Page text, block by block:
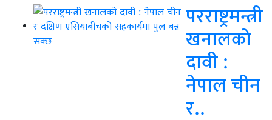
परराष्ट्रमन्त्री
खनालको
दावी :
नेपाल चीन
र..